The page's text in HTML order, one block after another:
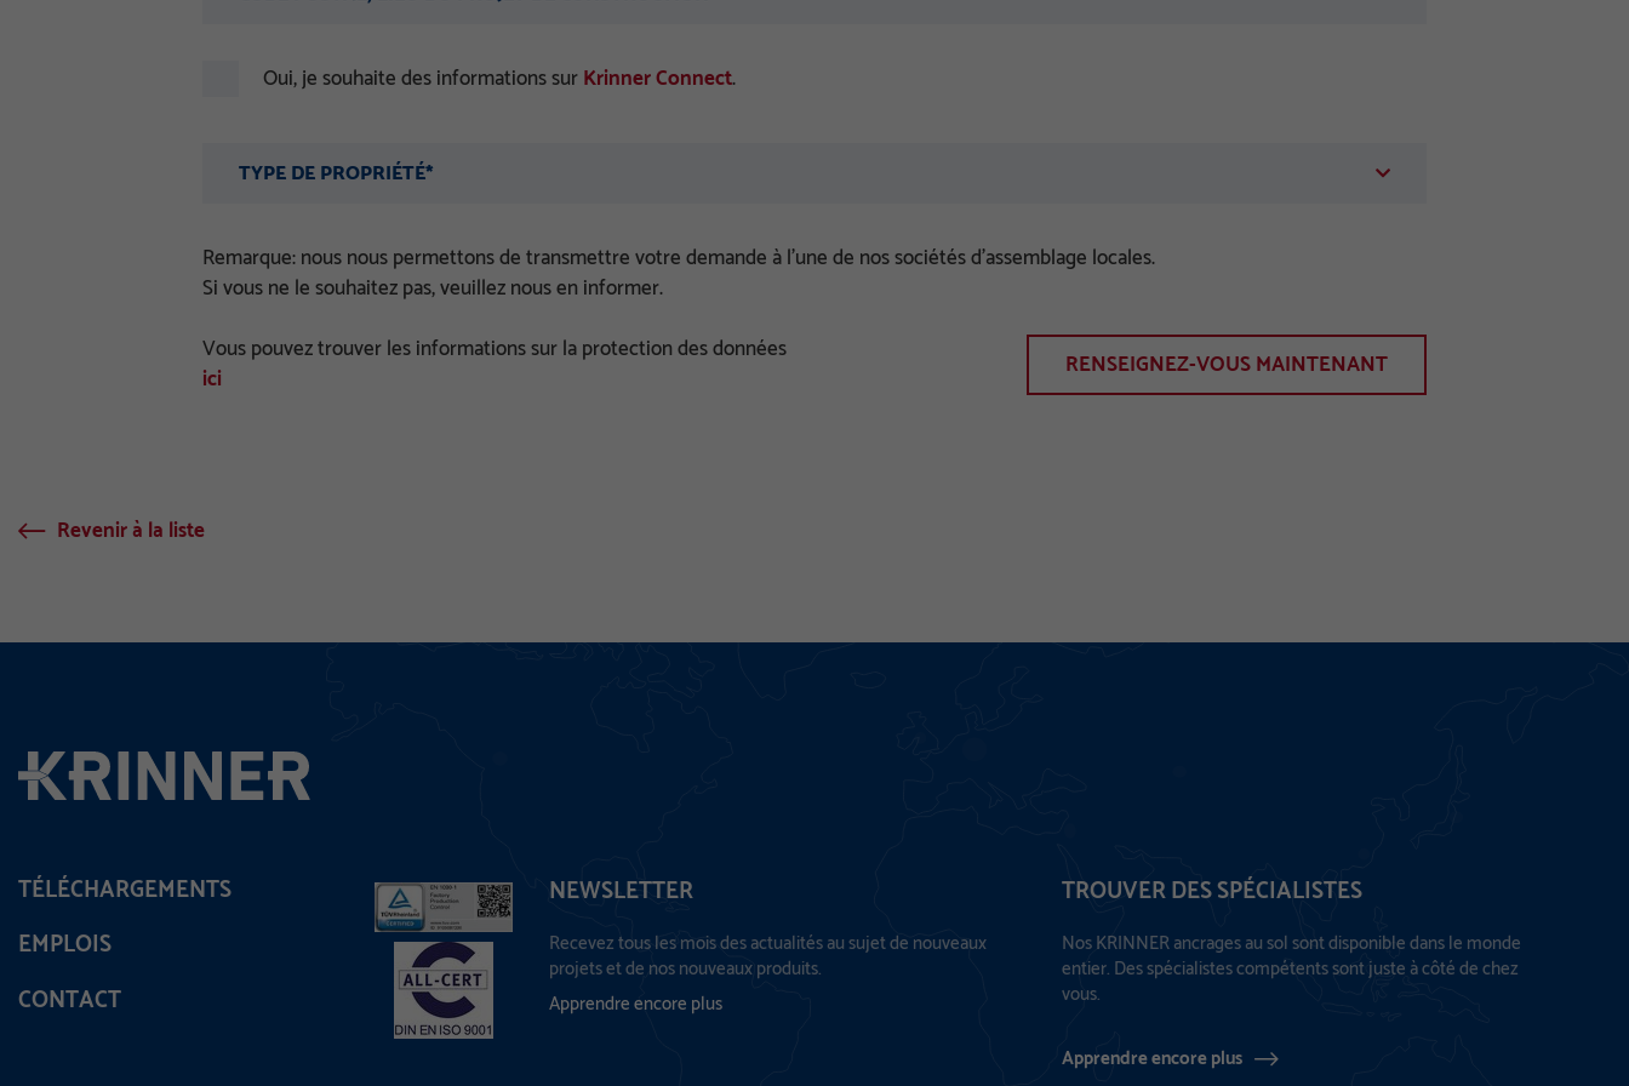
Oui, je souhaite des informations surKrinner Connect.
TYPE DE PROPRIÉTÉ*
choisissez s'il vous plaît...
Remarque: nous nous permettons de transmettre votre demande à l'une de nos sociétés d'assemblage locales.
Si vous ne le souhaitez pas, veuillez nous en informer.
Vous pouvez trouver les informations sur la protection des données
ici
Revenir à la liste
TÉLÉCHARGEMENTS
EMPLOIS
CONTACT
NEWSLETTER
Recevez tous les mois des actualités au sujet de nouveaux
projets et de nos nouveaux produits.
Apprendre encore plus
TROUVER DES SPÉCIALISTES
Nos KRINNER ancrages au sol sont disponible dans le monde
entier. Des spécialistes compétents sont juste à côté de chez
vous.
Apprendre encore plus